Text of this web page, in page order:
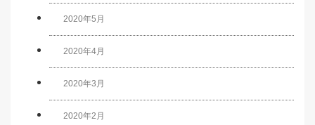
2020年5月
2020年4月
2020年3月
2020年2月